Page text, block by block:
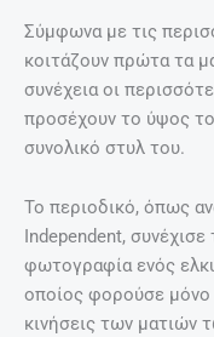
Σύμφωνα με τις
κοιτάζουν πρώτα τα
συνέχεια οι
προσέχουν το ύψος
συνολικό στυλ του.
Το περιοδικό, όπως
Independent,
φωτογραφία ενός
οποίος φορούσε μόνο
κινήσεις των ματιών